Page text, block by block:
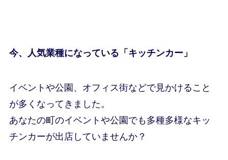
今、人気業種になっている「キッチンカー」
イベントや公園、オフィス街などで見かけること
が多くなってきました。
あなたの町のイベントや公園でも多種多様なキッ
チンカーが出店していませんか？